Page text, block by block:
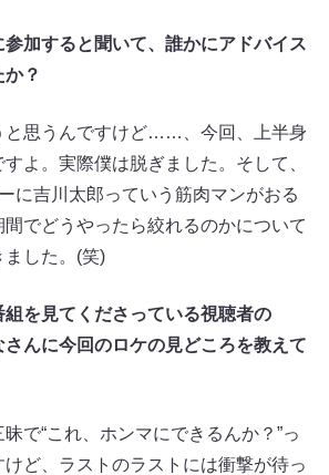
加すると聞いて、誰かにアドバイス
？
と思うんですけど……、今回、上半身
よ。実際僕は脱ぎました。そして、
に吉川太郎っていう筋肉マンがおる
でどうやったら絞れるのかについて
ました。(笑)
を見てくださっている視聴者の
んに今回のロケの見どころを教えて
で“これ、ホンマにできるんか？”っ
ど、ラストのラストには衝撃が待っ